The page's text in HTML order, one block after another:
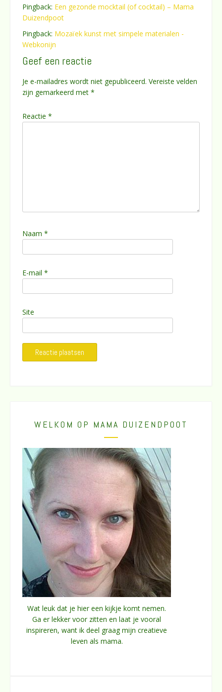
Pingback: Een gezonde mocktail (of cocktail) – Mama
Duizendpoot
Pingback: Mozaïek kunst met simpele materialen -
Webkonijn
Geef een reactie
Je e-mailadres wordt niet gepubliceerd. Vereiste velden
zijn gemarkeerd met *
Reactie *
Naam *
E-mail *
Site
WELKOM OP MAMA DUIZENDPOOT
Wat leuk dat je hier een kijkje komt nemen.
Ga er lekker voor zitten en laat je vooral
inspireren, want ik deel graag mijn creatieve
leven als mama.